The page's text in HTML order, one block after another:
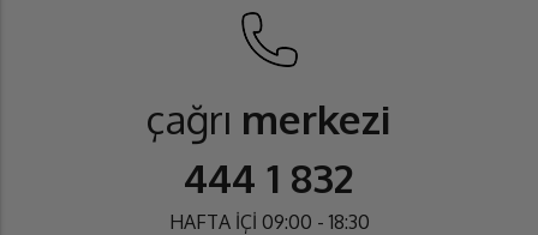
çağrı merkezi
444 1 832
HAFTA İÇİ 09:00 - 18:30